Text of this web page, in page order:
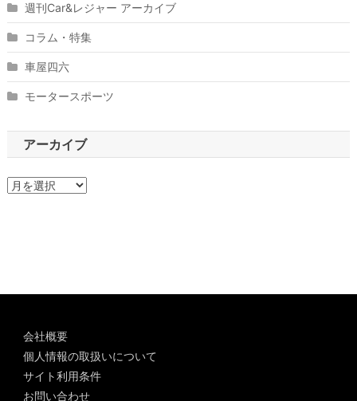
週刊Car&レジャー アーカイブ
コラム・特集
車屋四六
モータースポーツ
アーカイブ
ア
会社概要
個人情報の取扱いについて
サイト利用条件
お問い合わせ